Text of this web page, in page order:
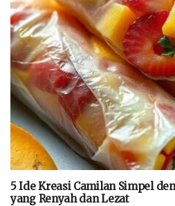
5 Ide Kreasi Camilan Simpel
yang Renyah dan Lezat